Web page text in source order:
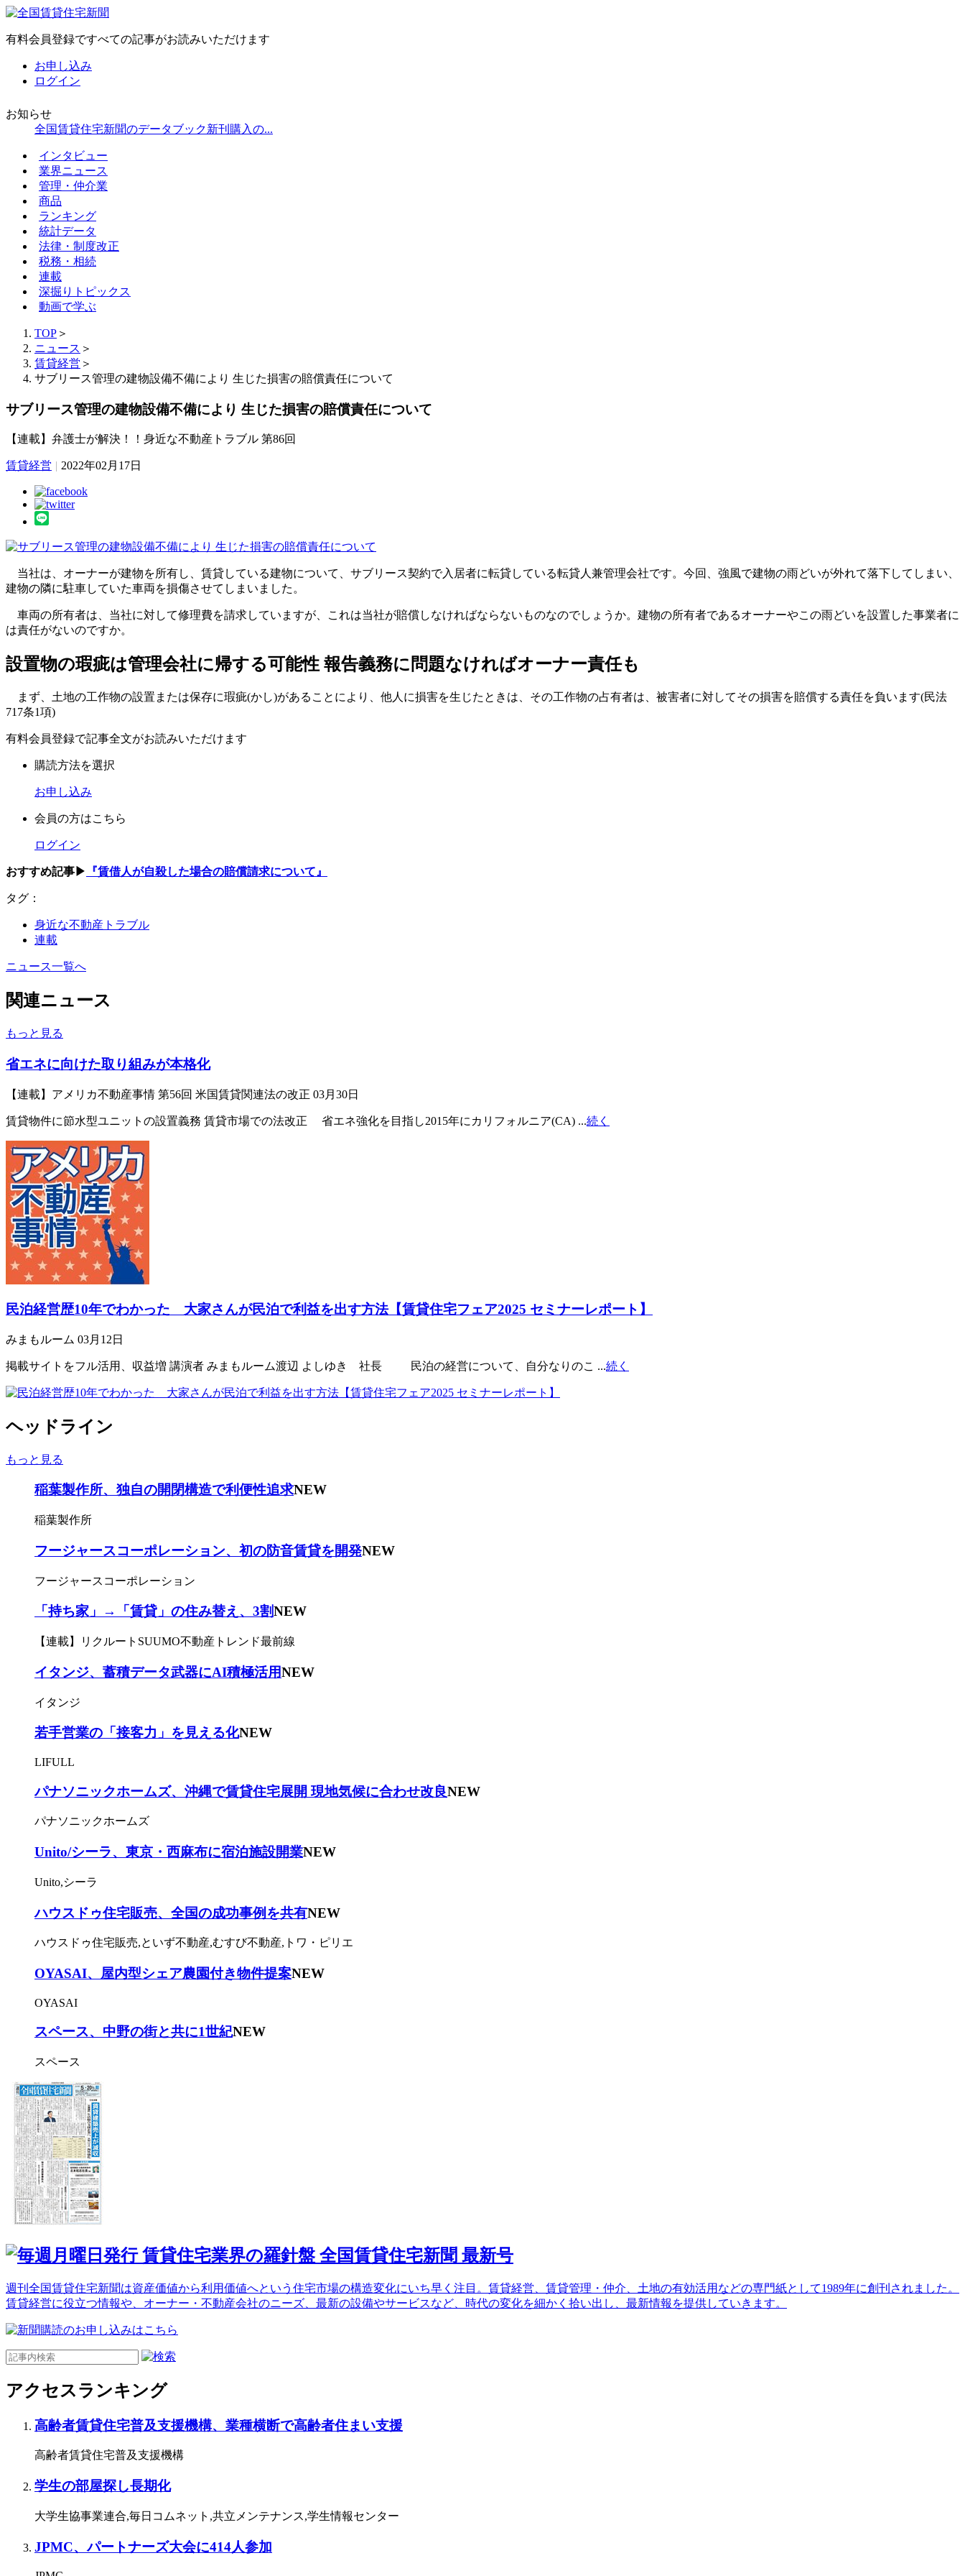
有料会員登録ですべての記事がお読みいただけます
お申し込み
ログイン
お知らせ
全国賃貸住宅新聞のデータブック新刊購入の...
インタビュー
業界ニュース
管理・仲介業
商品
ランキング
統計データ
法律・制度改正
税務・相続
連載
深掘りトピックス
動画で学ぶ
TOP ＞
ニュース ＞
賃貸経営 ＞
サブリース管理の建物設備不備により 生じた損害の賠償責任について
サブリース管理の建物設備不備により 生じた損害の賠償責任について
【連載】弁護士が解決！！身近な不動産トラブル 第86回
賃貸経営 | 2022年02月17日
当社は、オーナーが建物を所有し、賃貸している建物について、サブリース契約で入居者に転貸している転貸人兼管理会社です。今回、強風で建物の雨どいが外れて落下してしまい、
建物の隣に駐車していた車両を損傷させてしまいました。
車両の所有者は、当社に対して修理費を請求していますが、これは当社が賠償しなければならないものなのでしょうか。建物の所有者であるオーナーやこの雨どいを設置した事業者に
は責任がないのですか。
設置物の瑕疵は管理会社に帰する可能性 報告義務に問題なければオーナー責任も
まず、土地の工作物の設置または保存に瑕疵(かし)があることにより、他人に損害を生じたときは、その工作物の占有者は、被害者に対してその損害を賠償する責任を負います(民法
717条1項)
有料会員登録で記事全文がお読みいただけます
購読方法を選択
お申し込み
会員の方はこちら
ログイン
おすすめ記事▶ 『賃借人が自殺した場合の賠償請求について』
タグ：
身近な不動産トラブル
連載
ニュース一覧へ
関連ニュース
もっと見る
省エネに向けた取り組みが本格化
【連載】アメリカ不動産事情 第56回 米国賃貸関連法の改正 03月30日
賃貸物件に節水型ユニットの設置義務 賃貸市場での法改正 省エネ強化を目指し2015年にカリフォルニア(CA) ...続く
民泊経営歴10年でわかった 大家さんが民泊で利益を出す方法【賃貸住宅フェア2025 セミナーレポート】
みまもルーム 03月12日
掲載サイトをフル活用、収益増 講演者 みまもルーム渡辺 よしゆき 社長 民泊の経営について、自分なりのこ ...続く
ヘッドライン
もっと見る
稲葉製作所、独自の開閉構造で利便性追求NEW
稲葉製作所
フージャースコーポレーション、初の防音賃貸を開発NEW
フージャースコーポレーション
「持ち家」→「賃貸」の住み替え、3割NEW
【連載】リクルートSUUMO不動産トレンド最前線
イタンジ、蓄積データ武器にAI積極活用NEW
イタンジ
若手営業の「接客力」を見える化NEW
LIFULL
パナソニックホームズ、沖縄で賃貸住宅展開 現地気候に合わせ改良NEW
パナソニックホームズ
Unito/シーラ、東京・西麻布に宿泊施設開業NEW
Unito,シーラ
ハウスドゥ住宅販売、全国の成功事例を共有NEW
ハウスドゥ住宅販売,といず不動産,むすび不動産,トワ・ピリエ
OYASAI、屋内型シェア農園付き物件提案NEW
OYASAI
スペース、中野の街と共に1世紀NEW
スペース
週刊全国賃貸住宅新聞は資産価値から利用価値へという住宅市場の構造変化にいち早く注目。賃貸経営、賃貸管理・仲介、土地の有効活用などの専門紙として1989年に創刊されました。
賃貸経営に役立つ情報や、オーナー・不動産会社のニーズ、最新の設備やサービスなど、時代の変化を細かく拾い出し、最新情報を提供していきます。
アクセスランキング
高齢者賃貸住宅普及支援機構、業種横断で高齢者住まい支援
高齢者賃貸住宅普及支援機構
学生の部屋探し長期化
大学生協事業連合,毎日コムネット,共立メンテナンス,学生情報センター
JPMC、パートナーズ大会に414人参加